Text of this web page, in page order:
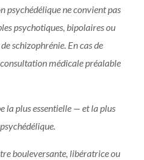
psychédélique ne convient pas
psychotiques, bipolaires ou
schizophrénie. En cas de
médicale préalable
la plus essentielle — et la plus
bouleversante, libératrice ou